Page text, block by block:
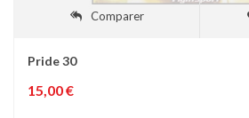
Comparer
Pride 30
15,00 €